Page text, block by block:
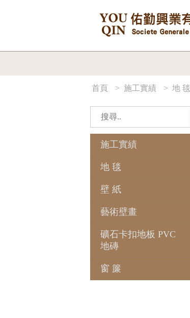
首頁 > 施工實績 > 地 毯
施工實績
地 毯
壁 紙
藝術壁畫
礦石卡扣地板 PVC
地磚
窗 簾